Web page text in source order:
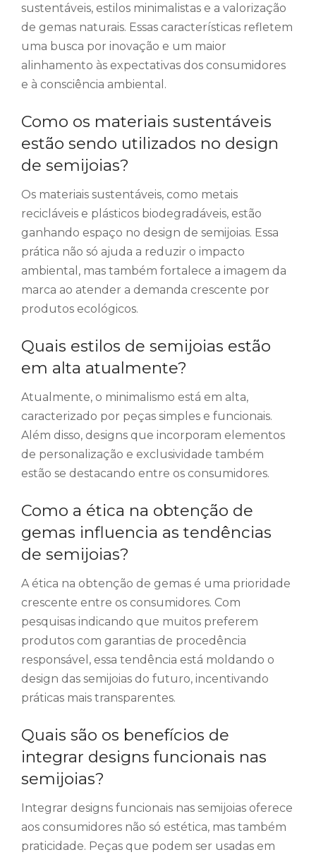
sustentáveis, estilos minimalistas e a valorização
de gemas naturais. Essas características refletem
uma busca por inovação e um maior
alinhamento às expectativas dos consumidores
e à consciência ambiental.
Como os materiais sustentáveis
estão sendo utilizados no design
de semijoias?
Os materiais sustentáveis, como metais
recicláveis e plásticos biodegradáveis, estão
ganhando espaço no design de semijoias. Essa
prática não só ajuda a reduzir o impacto
ambiental, mas também fortalece a imagem da
marca ao atender a demanda crescente por
produtos ecológicos.
Quais estilos de semijoias estão
em alta atualmente?
Atualmente, o minimalismo está em alta,
caracterizado por peças simples e funcionais.
Além disso, designs que incorporam elementos
de personalização e exclusividade também
estão se destacando entre os consumidores.
Como a ética na obtenção de
gemas influencia as tendências
de semijoias?
A ética na obtenção de gemas é uma prioridade
crescente entre os consumidores. Com
pesquisas indicando que muitos preferem
produtos com garantias de procedência
responsável, essa tendência está moldando o
design das semijoias do futuro, incentivando
práticas mais transparentes.
Quais são os benefícios de
integrar designs funcionais nas
semijoias?
Integrar designs funcionais nas semijoias oferece
aos consumidores não só estética, mas também
praticidade. Peças que podem ser usadas em